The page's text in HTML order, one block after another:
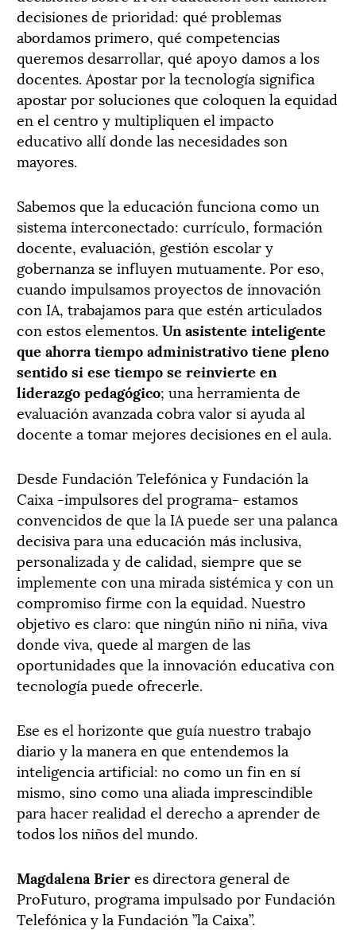
decisiones de prioridad: qué problemas
abordamos primero, qué competencias
queremos desarrollar, qué apoyo damos a los
docentes. Apostar por la tecnología significa
apostar por soluciones que coloquen la equidad
en el centro y multipliquen el impacto
educativo allí donde las necesidades son
mayores.
Sabemos que la educación funciona como un
sistema interconectado: currículo, formación
docente, evaluación, gestión escolar y
gobernanza se influyen mutuamente. Por eso,
cuando impulsamos proyectos de innovación
con IA, trabajamos para que estén articulados
con estos elementos.Un asistente inteligente
que ahorra tiempo administrativo tiene pleno
sentido si ese tiempo se reinvierte en
liderazgo pedagógico; una herramienta de
evaluación avanzada cobra valor si ayuda al
docente a tomar mejores decisiones en el aula.
Desde Fundación Telefónica y Fundación la
Caixa -impulsores del programa- estamos
convencidos de que la IA puede ser una palanca
decisiva para una educación más inclusiva,
personalizada y de calidad, siempre que se
implemente con una mirada sistémica y con un
compromiso firme con la equidad. Nuestro
objetivo es claro: que ningún niño ni niña, viva
donde viva, quede al margen de las
oportunidades que la innovación educativa con
tecnología puede ofrecerle.
Ese es el horizonte que guía nuestro trabajo
diario y la manera en que entendemos la
inteligencia artificial: no como un fin en sí
mismo, sino como una aliada imprescindible
para hacer realidad el derecho a aprender de
todos los niños del mundo.
Magdalena Brieres directora general de
ProFuturo, programa impulsado por Fundación
Telefónica y la Fundación ”la Caixa”.